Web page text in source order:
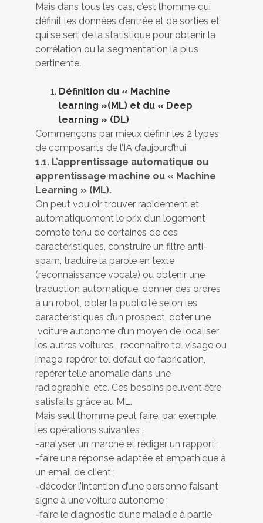
Mais dans tous les cas, c’est l’homme qui
définit les données d’entrée et de sorties et
qui se sert de la statistique pour obtenir la
corrélation ou la segmentation la plus
pertinente.
Définition du « Machine
learning »(ML) et du « Deep
learning » (DL)
Commençons par mieux définir les 2 types
de composants de l’IA d’aujourd’hui
1.1. L’apprentissage automatique ou
apprentissage machine ou « Machine
Learning » (ML).
On peut vouloir trouver rapidement et
automatiquement le prix d’un logement
compte tenu de certaines de ces
caractéristiques, construire un filtre anti-
spam, traduire la parole en texte
(reconnaissance vocale) ou obtenir une
traduction automatique, donner des ordres
à un robot, cibler la publicité selon les
caractéristiques d’un prospect, doter une
voiture autonome d’un moyen de localiser
les autres voitures , reconnaître tel visage ou
image, repérer tel défaut de fabrication,
repérer telle anomalie dans une
radiographie, etc. Ces besoins peuvent être
satisfaits grâce au ML.
Mais seul l’homme peut faire, par exemple,
les opérations suivantes :
-analyser un marché et rédiger un rapport ;
-faire une réponse adaptée et empathique à
un email de client ;
-décoder l’intention d’une personne faisant
signe à une voiture autonome ;
-faire le diagnostic d’une maladie à partie